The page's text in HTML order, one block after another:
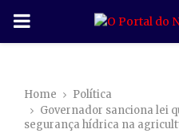
P
Home
Política
Governador sanciona lei
segurança hídrica na